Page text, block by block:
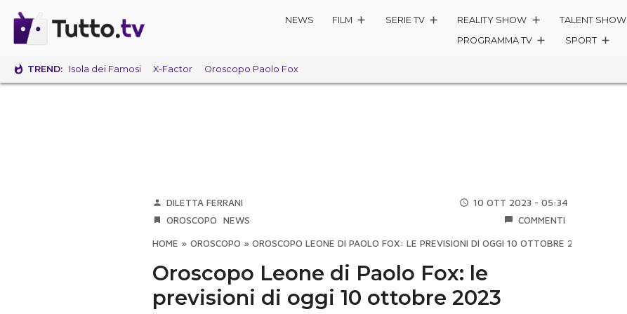
NEWS FILM SERIE TV REALITY SHOW TALENT SHOW
PROGRAMMA TV
SPORT
TREND: Isola dei Famosi X-Factor Oroscopo Paolo Fox
DILETTA FERRANI
10 OTT 2023 - 05:34
OROSCOPO
NEWS COMMENTI
HOME » OROSCOPO » OROSCOPO LEONE DI PAOLO FOX: LE PREVISIONI DI OGGI 10 OTTOBRE 2023
Oroscopo Leone di Paolo Fox: le
previsioni di oggi 10 ottobre 2023